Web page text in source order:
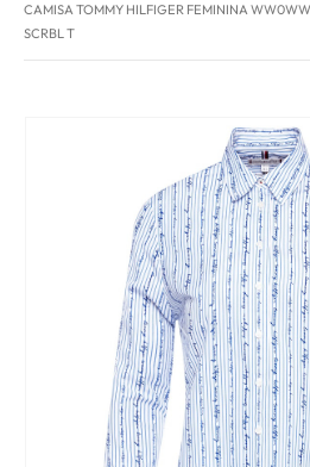
CAMISA TOMMY HILFIGER FEMININA
SCRBL T